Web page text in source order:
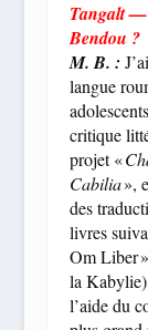
Tangalt —
Bendou ?
M. B. :
langue
critique
projet «
Cabilia»,
des
livres
Om Liber
la
l’aide du